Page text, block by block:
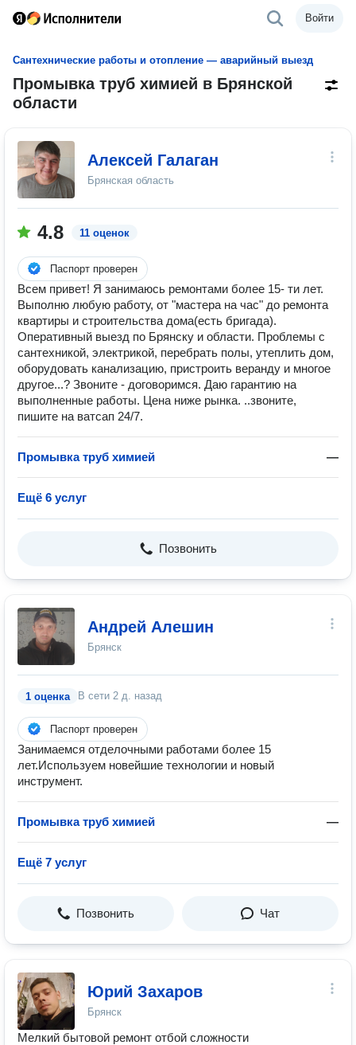
Войти
Сантехнические работы и отопление — аварийный выезд
Промывка труб химией в Брянской
области
Алексей Галаган
Брянская область
4.8 11 оценок
Паспорт проверен
Всем привет! Я занимаюсь ремонтами более 15- ти лет.
Выполню любую работу, от "мастера на час" до ремонта
квартиры и строительства дома(есть бригада).
Оперативный выезд по Брянску и области. Проблемы с
сантехникой, электрикой, перебрать полы, утеплить дом,
оборудовать канализацию, пристроить веранду и многое
другое...? Звоните - договоримся. Даю гарантию на
выполненные работы. Цена ниже рынка. ..звоните,
пишите на ватсап 24/7.
Промывка труб химией —
Ещё 6 услуг
Позвонить
Андрей Алешин
Брянск
1 оценка В сети 2 д. назад
Паспорт проверен
Занимаемся отделочными работами более 15
лет.Используем новейшие технологии и новый
инструмент.
Промывка труб химией —
Ещё 7 услуг
Позвонить Чат
Юрий Захаров
Брянск
Мелкий бытовой ремонт отбой сложности